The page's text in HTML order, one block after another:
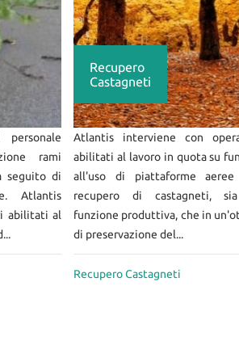
rami
seguito di
Atlantis
abilitati al
Recupero
Castagneti
Atlantis interviene con
abilitati al lavoro in quota su
all'uso di piattaforme
recupero di castagneti,
funzione produttiva, che in
di preservazione del...
Recupero Castagneti